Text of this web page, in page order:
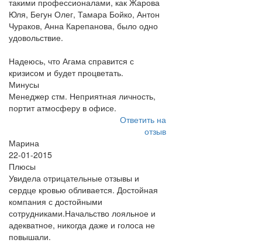
такими профессионалами, как Жарова
Юля, Бегун Олег, Тамара Бойко, Антон
Чураков, Анна Карепанова, было одно
удовольствие.
Надеюсь, что Агама справится с
кризисом и будет процветать.
Минусы
Менеджер стм. Неприятная личность,
портит атмосферу в офисе.
Ответить на
отзыв
Марина
22-01-2015
Плюсы
Увидела отрицательные отзывы и
сердце кровью обливается. Достойная
компания с достойными
сотрудниками.Начальство лояльное и
адекватное, никогда даже и голоса не
повышали.